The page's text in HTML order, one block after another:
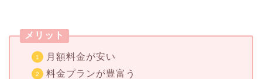
メリット
月額料金が安い
料金プランが豊富う